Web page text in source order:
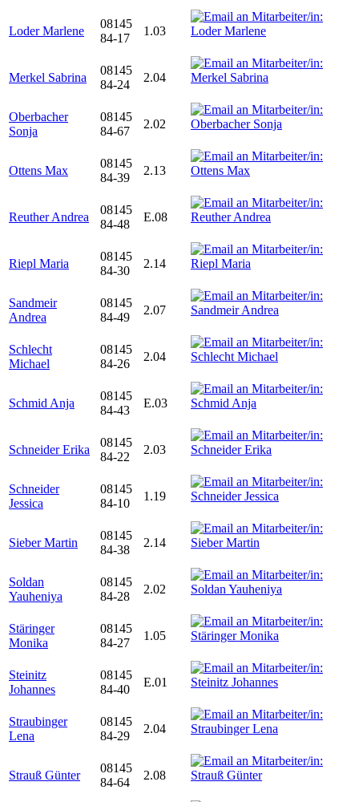
Loder Marlene
08145
84-17
1.03
Merkel Sabrina
08145
84-24
2.04
Oberbacher
Sonja
08145
84-67
2.02
Ottens Max
08145
84-39
2.13
Reuther Andrea
08145
84-48
E.08
Riepl Maria
08145
84-30
2.14
Sandmeir
Andrea
08145
84-49
2.07
Schlecht
Michael
08145
84-26
2.04
Schmid Anja
08145
84-43
E.03
Schneider Erika
08145
84-22
2.03
Schneider
Jessica
08145
84-10
1.19
Sieber Martin
08145
84-38
2.14
Soldan
Yauheniya
08145
84-28
2.02
Stäringer
Monika
08145
84-27
1.05
Steinitz
Johannes
08145
84-40
E.01
Straubinger
Lena
08145
84-29
2.04
Strauß Günter
08145
84-64
2.08